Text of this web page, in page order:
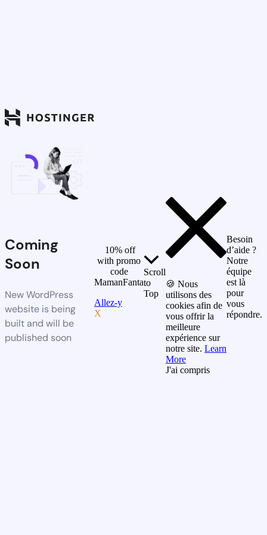
Coming
Soon
New WordPress
website is being
built and will be
published soon
10% off
with promo
code
MamanFanta
Allez-y
X
Scroll
to
Top
🍪 Nous
utilisons des
cookies afin de
vous offrir la
meilleure
expérience sur
notre site. Learn
More
J'ai compris
Besoin
d’aide ?
Notre
équipe
est là
pour
vous
répondre.